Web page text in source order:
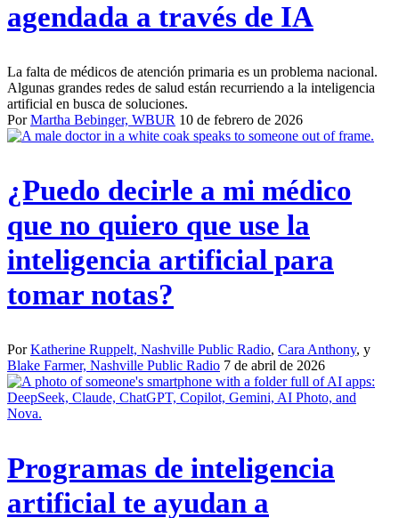
agendada a través de IA
La falta de médicos de atención primaria es un problema nacional.
Algunas grandes redes de salud están recurriendo a la inteligencia
artificial en busca de soluciones.
PorMartha Bebinger, WBUR 10 de febrero de 2026
¿Puedo decirle a mi médico
que no quiero que use la
inteligencia artificial para
tomar notas?
PorKatherine Ruppelt, Nashville Public Radio, Cara Anthony, y
Blake Farmer, Nashville Public Radio 7 de abril de 2026
Programas de inteligencia
artificial te ayudan a